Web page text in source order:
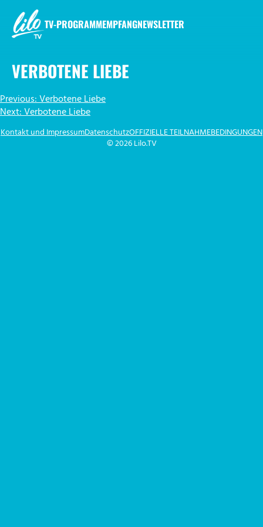
Inhalt
springen
TV-PROGRAMMEMPFANGNEWSLETTER
VERBOTENE LIEBE
BEITRAGSNAVIGATION
Previous:Verbotene Liebe
Next:Verbotene Liebe
© 2026 Lilo.TV
Kontakt und ImpressumDatenschutzOFFIZIELLE TEILNAHMEBEDINGUNGEN